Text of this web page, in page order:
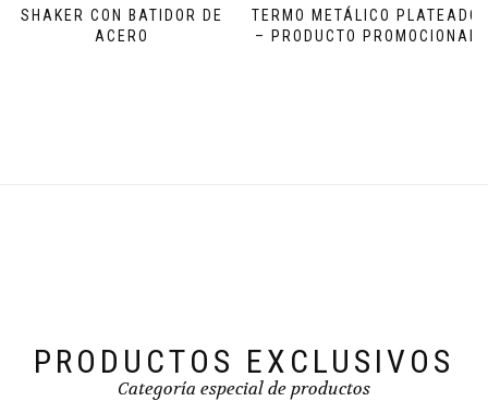
SHAKER CON BATIDOR DE
ACERO
TERMO METÁLICO PLATEADO
– PRODUCTO PROMOCIONAL
PRODUCTOS EXCLUSIVOS
Categoría especial de productos